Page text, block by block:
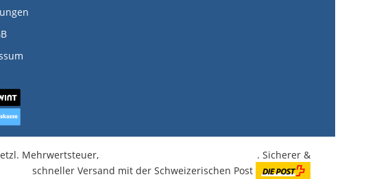
Mehrwertsteuer,
. Sicherer &
schneller Versand mit der Schweizerischen Post